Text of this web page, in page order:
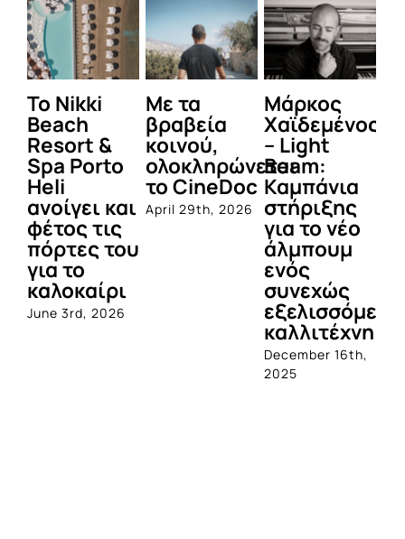
To Nikki
Beach
Resort &
Spa Porto
Heli
ανοίγει και
φέτος τις
πόρτες του
για το
καλοκαίρι
June 3rd, 2026
Με τα
βραβεία
κοινού,
ολοκληρώνεται
το CineDoc
April 29th, 2026
Μάρκος
Χαϊδεμένος
– Light
Beam:
Καμπάνια
στήριξης
για το νέο
άλμπουμ
ενός
συνεχώς
καλλιτέχνη
December 16th,
2025